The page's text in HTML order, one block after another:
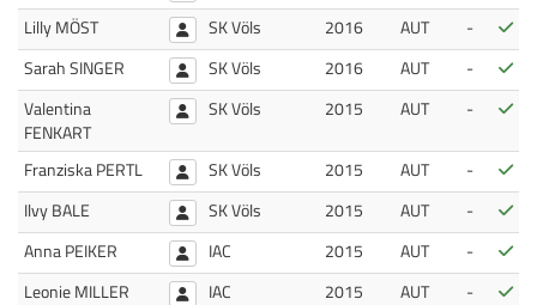
Lilly MÖST
SK Völs 2016 AUT -
Sarah SINGER
SK Völs 2016 AUT -
Valentina
FENKART
SK Völs 2015 AUT -
Franziska PERTL SK Völs 2015 AUT -
Ilvy BALE
SK Völs 2015 AUT -
Anna PEIKER
IAC 2015 AUT -
Leonie MILLER
IAC 2015 AUT -